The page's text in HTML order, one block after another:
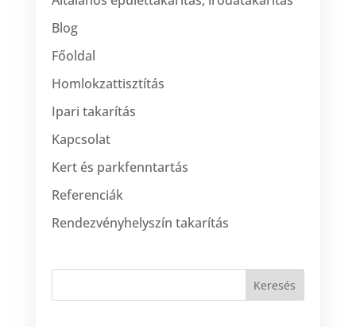
Blog
Főoldal
Homlokzattisztítás
Ipari takarítás
Kapcsolat
Kert és parkfenntartás
Referenciák
Rendezvényhelyszín takarítás